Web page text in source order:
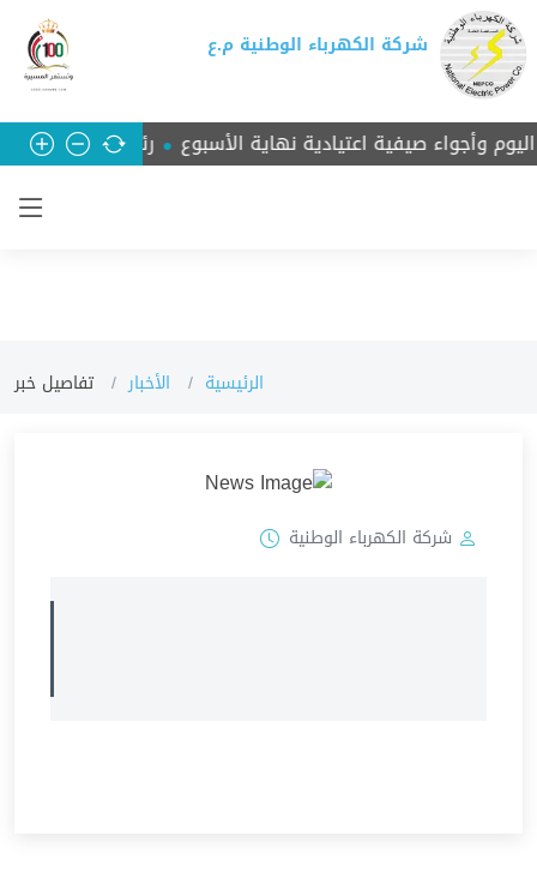
شركة الكهرباء الوطنية م.ع
صيفية اعتيادية نهاية الأسبوع رئيس الوزراء
تفاصيل خبر الأخبار الرئيسية
شركة الكهرباء الوطنية